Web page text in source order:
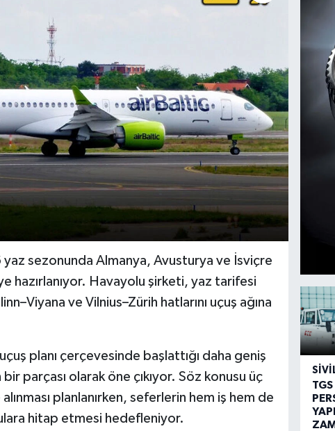
sezonunda Almanya, Avusturya ve İsviçre
hazırlanıyor. Havayolu şirketi, yaz tarifesi
ve Vilnius–Zürih hatlarını uçuş ağına
planı çerçevesinde başlattığı daha geniş
parçası olarak öne çıkıyor. Söz konusu üç
planlanırken, seferlerin hem iş hem de
hitap etmesi hedefleniyor.
TGS